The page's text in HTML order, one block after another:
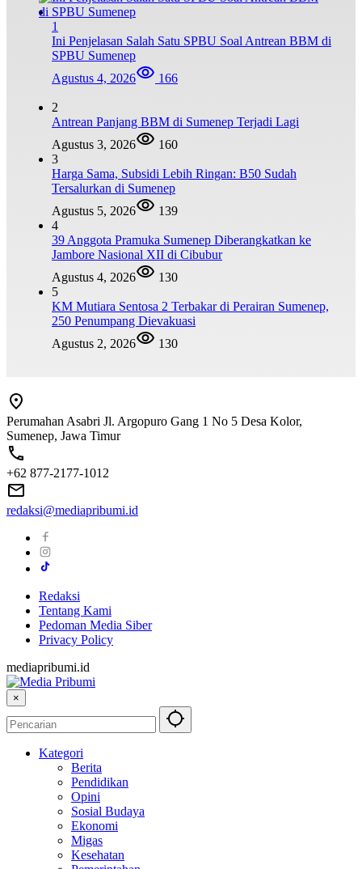
1
Ini Penjelasan Salah Satu SPBU Soal Antrean BBM di
SPBU Sumenep
Agustus 4, 2026
166
2
Antrean Panjang BBM di Sumenep Terjadi Lagi
Agustus 3, 2026
160
3
Harga Sama, Subsidi Lebih Ringan: B50 Sudah
Tersalurkan di Sumenep
Agustus 5, 2026
139
4
39 Anggota Pramuka Sumenep Diberangkatkan ke
Jambore Nasional XII di Cibubur
Agustus 4, 2026
130
5
KM Mutiara Sentosa 2 Terbakar di Perairan Sumenep,
250 Penumpang Dievakuasi
Agustus 2, 2026
130
Perumahan Asabri Jl. Argopuro Gang 1 No 5 Desa Kolor,
Sumenep, Jawa Timur
+62 877-2177-1012
redaksi@mediapribumi.id
Redaksi
Tentang Kami
Pedoman Media Siber
Privacy Policy
mediapribumi.id
×
Kategori
Berita
Pendidikan
Opini
Sosial Budaya
Ekonomi
Migas
Kesehatan